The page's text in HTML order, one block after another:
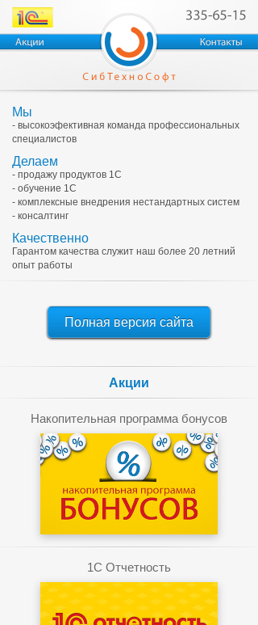
Мы
- высокоэфективная команда профессиональных
специалистов
Делаем
- продажу продуктов 1С
- обучение 1С
- комплексные внедрения нестандартных систем
- консалтинг
Качественно
Гарантом качества служит наш более 20 летний
опыт работы
Полная версия сайта
Акции
Накопительная программа бонусов
1C Отчетность